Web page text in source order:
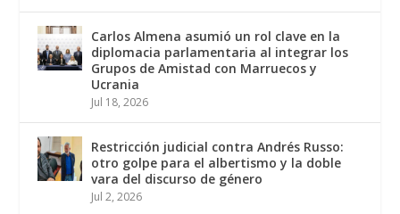
Carlos Almena asumió un rol clave en la
diplomacia parlamentaria al integrar los
Grupos de Amistad con Marruecos y
Ucrania
Jul 18, 2026
Restricción judicial contra Andrés Russo:
otro golpe para el albertismo y la doble
vara del discurso de género
Jul 2, 2026